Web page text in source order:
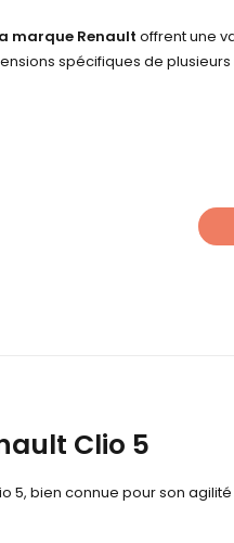
marque Renault offrent une
spécifiques de
Clio 5
5, bien connue pour son